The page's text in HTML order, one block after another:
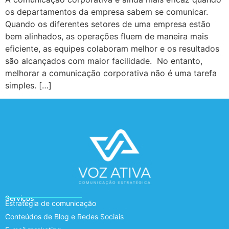
os departamentos da empresa sabem se comunicar.
Quando os diferentes setores de uma empresa estão
bem alinhados, as operações fluem de maneira mais
eficiente, as equipes colaboram melhor e os resultados
são alcançados com maior facilidade. No entanto,
melhorar a comunicação corporativa não é uma tarefa
simples. […]
Serviços
Estratégia de comunicação
Conteúdos de Blog e Redes Sociais